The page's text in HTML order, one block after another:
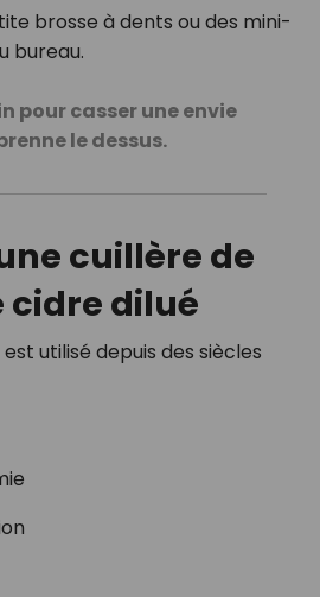
brosse à dents ou des mini-
bureau.
pour casser une envie
le dessus.
cuillère de
cidre dilué
est utilisé depuis des siècles